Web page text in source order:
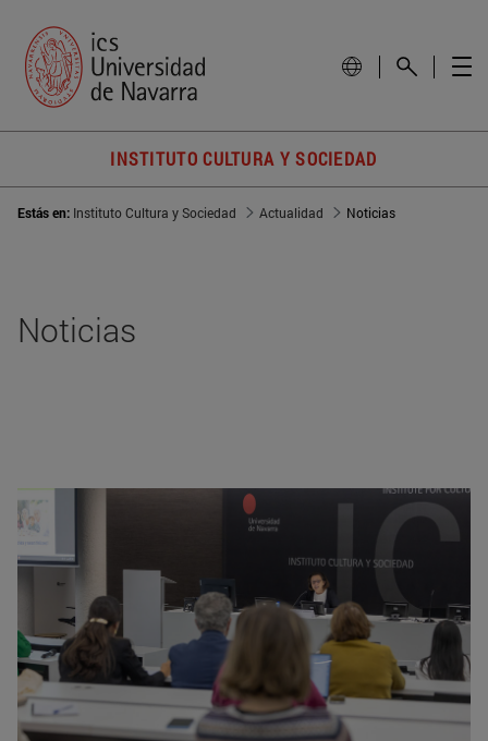
INSTITUTO CULTURA Y SOCIEDAD
Estás en: Instituto Cultura y Sociedad Actualidad Noticias
Noticias